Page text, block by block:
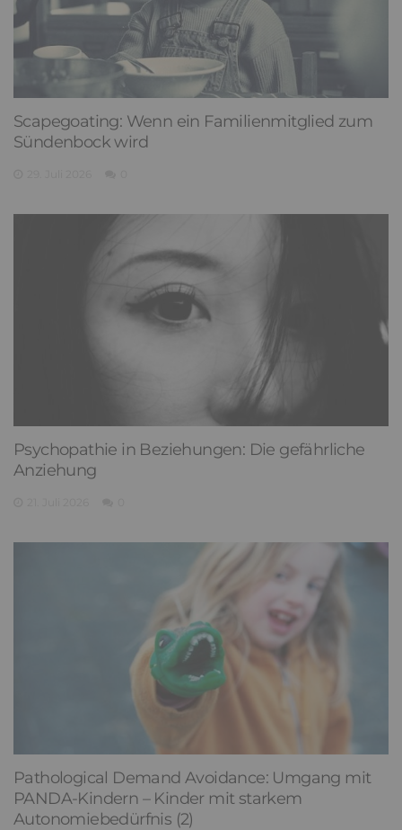
Scapegoating: Wenn ein Familienmitglied zum
Sündenbock wird
Psychopathie in Beziehungen: Die gefährliche
Anziehung
Pathological Demand Avoidance: Umgang mit
PANDA-Kindern – Kinder mit starkem
Autonomiebedürfnis (2)